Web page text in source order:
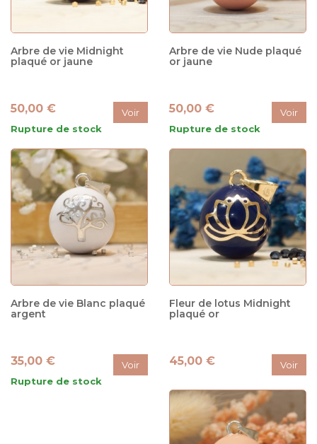
Arbre de vie Midnight
plaqué or jaune
50,00 €
Voir
Rupture de stock
Arbre de vie Nude plaqué
or jaune
50,00 €
Voir
Rupture de stock
Arbre de vie Blanc plaqué
argent
35,00 €
Voir
Rupture de stock
Fleur de lotus Midnight
plaqué or
45,00 € Voir